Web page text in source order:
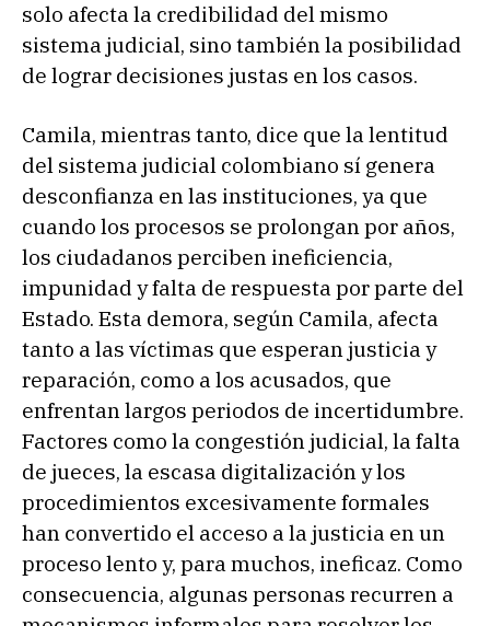
solo afecta la credibilidad del mismo
sistema judicial, sino también la posibilidad
de lograr decisiones justas en los casos.
Camila, mientras tanto, dice que la lentitud
del sistema judicial colombiano sí genera
desconfianza en las instituciones, ya que
cuando los procesos se prolongan por años,
los ciudadanos perciben ineficiencia,
impunidad y falta de respuesta por parte del
Estado. Esta demora, según Camila, afecta
tanto a las víctimas que esperan justicia y
reparación, como a los acusados, que
enfrentan largos periodos de incertidumbre.
Factores como la congestión judicial, la falta
de jueces, la escasa digitalización y los
procedimientos excesivamente formales
han convertido el acceso a la justicia en un
proceso lento y, para muchos, ineficaz. Como
consecuencia, algunas personas recurren a